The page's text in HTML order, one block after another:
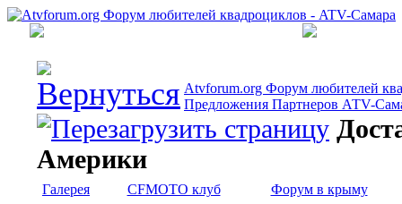
Atvforum.org Форум любителей
Предложения Партнеров АТV-
Америки
Галерея CFMOTO клуб Форум в крыму